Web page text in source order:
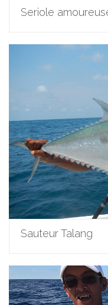
Seriole
Sauteur Talang